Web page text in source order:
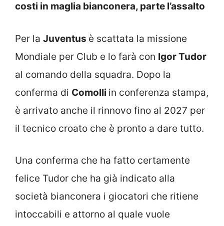
costi in maglia bianconera, parte l’assalto
Per la Juventus è scattata la missione
Mondiale per Club e lo farà con Igor Tudor
al comando della squadra. Dopo la
conferma di Comolli in conferenza stampa,
è arrivato anche il rinnovo fino al 2027 per
il tecnico croato che è pronto a dare tutto.
Una conferma che ha fatto certamente
felice Tudor che ha già indicato alla
società bianconera i giocatori che ritiene
intoccabili e attorno al quale vuole